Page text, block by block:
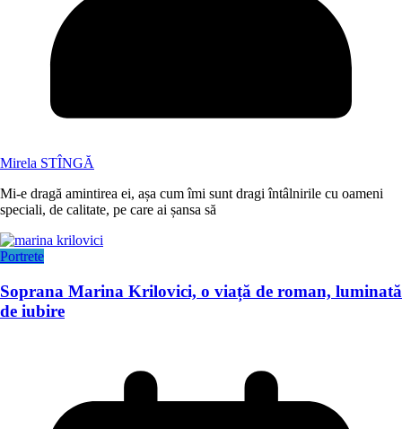
Mirela STÎNGĂ
Mi-e dragă amintirea ei, așa cum îmi sunt dragi întâlnirile cu oameni
speciali, de calitate, pe care ai șansa să
Portrete
Soprana Marina Krilovici, o viață de roman, luminată
de iubire